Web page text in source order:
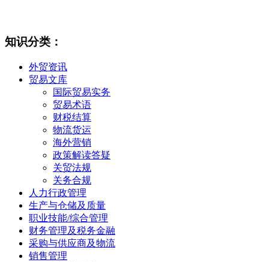
知识分类：
外贸资讯
贸易文库
国际贸易实务
贸易术语
财税结算
物流货运
海外营销
政策解读答疑
关贸法规
关务合规
人力行政管理
生产与仓储及质量
职业技能/综合管理
财务管理及税务金融
采购与供应商及物流
销售管理